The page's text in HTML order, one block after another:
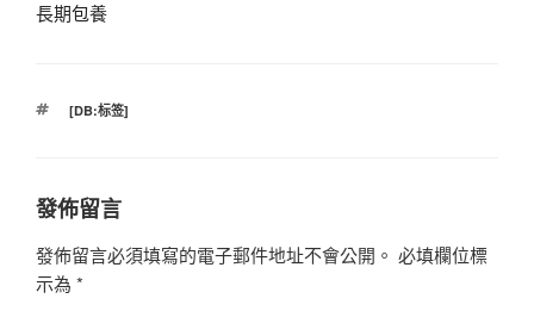
長期包養
標
[DB:标签]
發佈留言
發佈留言必須填寫的電子郵件地址不會公開。 必填欄位標
示為 *